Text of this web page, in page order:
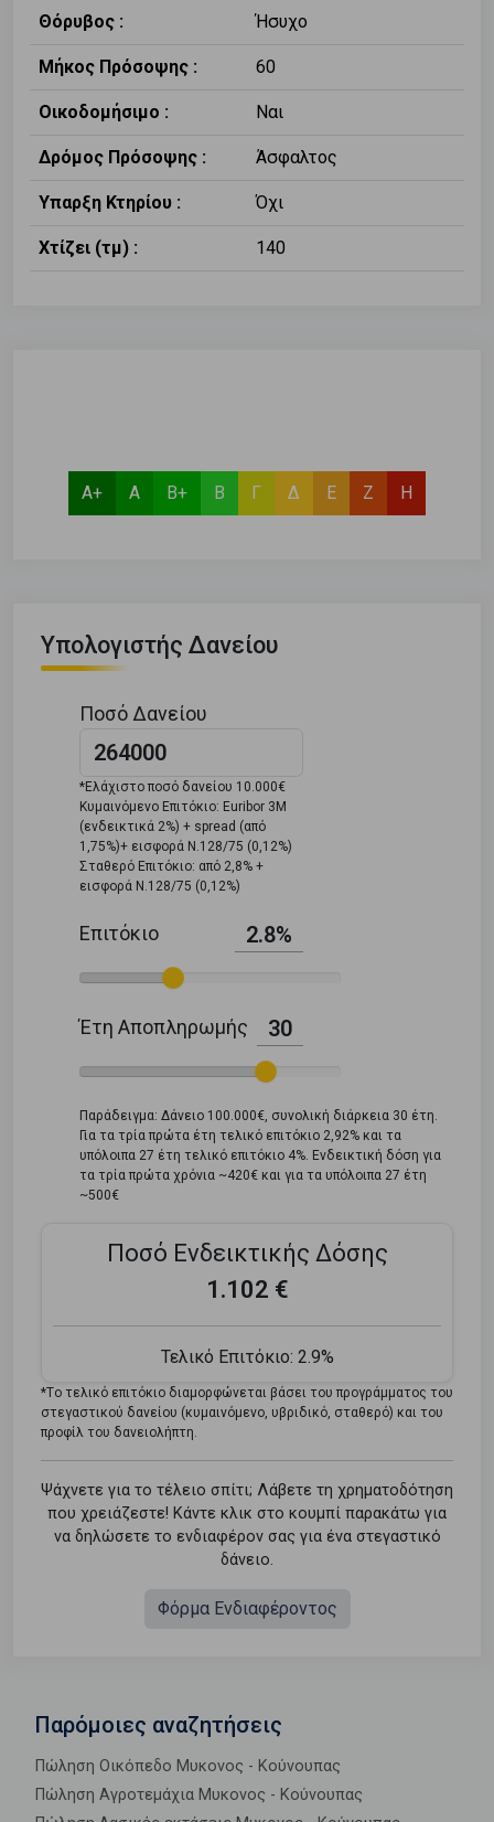
Θόρυβος : Ήσυχο
Μήκος Πρόσοψης : 60
Οικοδομήσιμο : Ναι
Δρόμος Πρόσοψης : Άσφαλτος
Υπαρξη Κτηρίου : Όχι
Χτίζει (τμ) : 140
Α+ Α Β+ Β Γ Δ Ε Ζ Η
Υπολογιστής Δανείου
Ποσό Δανείου
*Ελάχιστο ποσό δανείου 10.000€
Κυμαινόμενο Επιτόκιο: Euribor 3M
(ενδεικτικά 2%) + spread (από
1,75%)+ εισφορά Ν.128/75 (0,12%)
Σταθερό Επιτόκιο: από 2,8% +
εισφορά Ν.128/75 (0,12%)
Επιτόκιο 2.8%
Έτη Αποπληρωμής 30
Παράδειγμα: Δάνειο 100.000€, συνολική διάρκεια 30 έτη.
Για τα τρία πρώτα έτη τελικό επιτόκιο 2,92% και τα
υπόλοιπα 27 έτη τελικό επιτόκιο 4%. Ενδεικτική δόση για
τα τρία πρώτα χρόνια ~420€ και για τα υπόλοιπα 27 έτη
~500€
Ποσό Ενδεικτικής Δόσης
1.102 €
Τελικό Επιτόκιο: 2.9%
*Tο τελικό επιτόκιο διαμορφώνεται βάσει του προγράμματος του
στεγαστικού δανείου (κυμαινόμενο, υβριδικό, σταθερό) και του
προφίλ του δανειολήπτη.
Ψάχνετε για το τέλειο σπίτι; Λάβετε τη χρηματοδότηση
που χρειάζεστε! Κάντε κλικ στο κουμπί παρακάτω για
να δηλώσετε το ενδιαφέρον σας για ένα στεγαστικό
δάνειο.
Φόρμα Ενδιαφέροντος
Παρόμοιες αναζητήσεις
Πώληση Οικόπεδο Μυκονος - Κούνουπας
Πώληση Αγροτεμάχια Μυκονος - Κούνουπας